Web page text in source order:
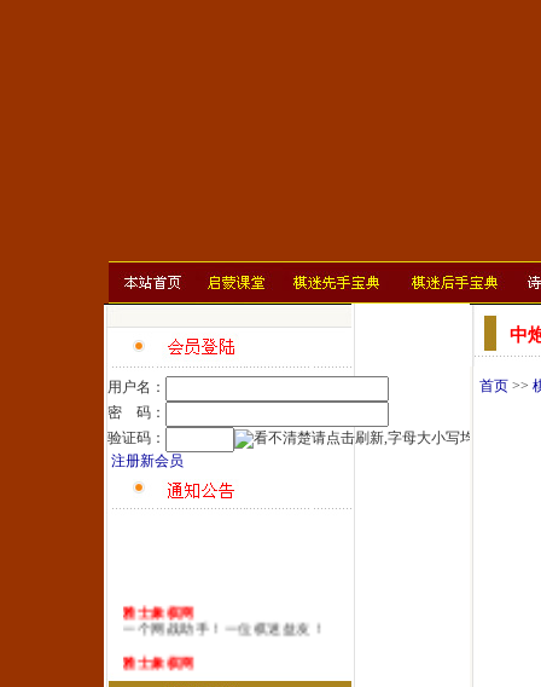
用户名：
密 码：
验证码：
注册新会员
雅士象棋网
一个网战助手！一位棋迷益友！
雅士象棋网
一本系统棋谱！一所速成棋校！
中
首页>>